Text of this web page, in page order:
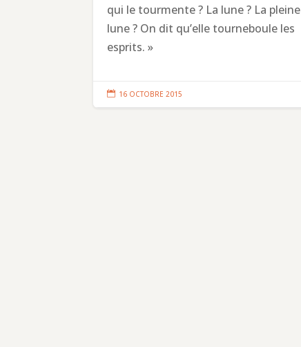
qui le tourmente ? La lune ? La pleine
lune ? On dit qu’elle tourneboule les
esprits. »
 16 OCTOBRE 2015